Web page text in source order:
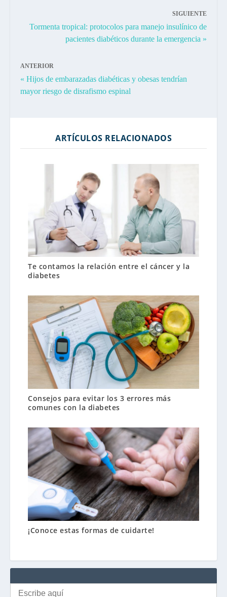
SIGUIENTE
Tormenta tropical: protocolos para manejo insulínico de
pacientes diabéticos durante la emergencia »
ANTERIOR
« Hijos de embarazadas diabéticas y obesas tendrían
mayor riesgo de disrafismo espinal
ARTÍCULOS RELACIONADOS
Te contamos la relación entre el cáncer y la
diabetes
Consejos para evitar los 3 errores más
comunes con la diabetes
¡Conoce estas formas de cuidarte!